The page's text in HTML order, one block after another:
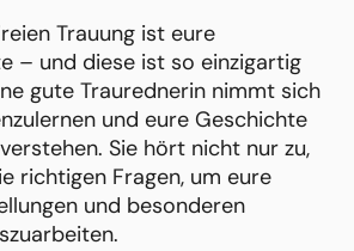
Trauung ist eure
– und diese ist so einzigartig
gute Traurednerin nimmt sich
und eure Geschichte
Sie hört nicht nur zu,
richtigen Fragen, um eure
und besonderen